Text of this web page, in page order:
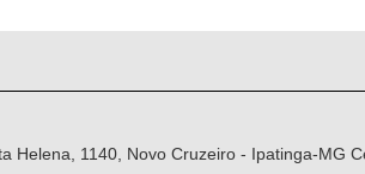
Helena, 1140, Novo Cruzeiro - Ipatinga-MG